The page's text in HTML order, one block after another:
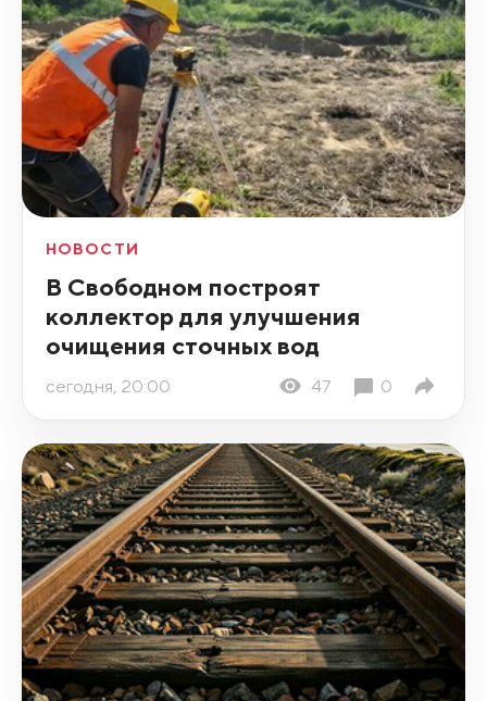
НОВОСТИ
В Свободном построят
коллектор для улучшения
очищения сточных вод
сегодня, 20:00 47 0